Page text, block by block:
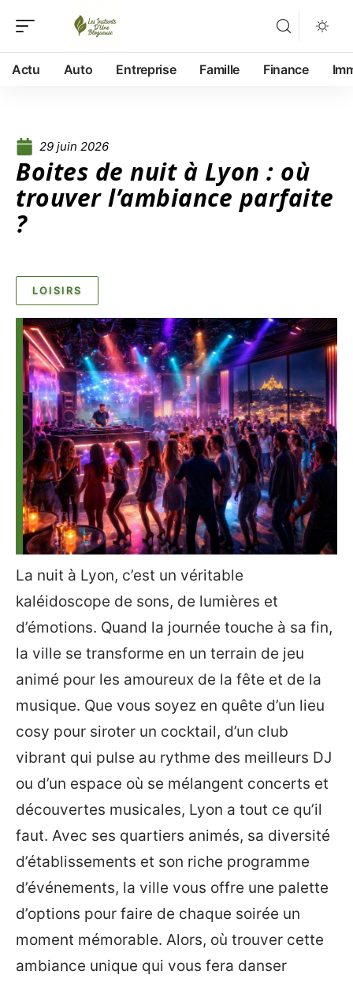
Actu Auto Entreprise Famille Finance
29 juin 2026
Boites de nuit à Lyon : où
trouver l’ambiance parfaite
?
LOISIRS
La nuit à Lyon, c’est un véritable
kaléidoscope de sons, de lumières et
d’émotions. Quand la journée touche à sa fin,
la ville se transforme en un terrain de jeu
animé pour les amoureux de la fête et de la
musique. Que vous soyez en quête d’un lieu
cosy pour siroter un cocktail, d’un club
vibrant qui pulse au rythme des meilleurs DJ
ou d’un espace où se mélangent concerts et
découvertes musicales, Lyon a tout ce qu’il
faut. Avec ses quartiers animés, sa diversité
d’établissements et son riche programme
d’événements, la ville vous offre une palette
d’options pour faire de chaque soirée un
moment mémorable. Alors, où trouver cette
ambiance unique qui vous fera danser